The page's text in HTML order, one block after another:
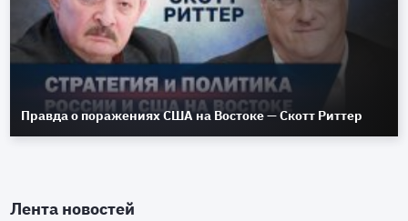
Правда о поражениях США на Востоке — Скотт Риттер
Лента новостей